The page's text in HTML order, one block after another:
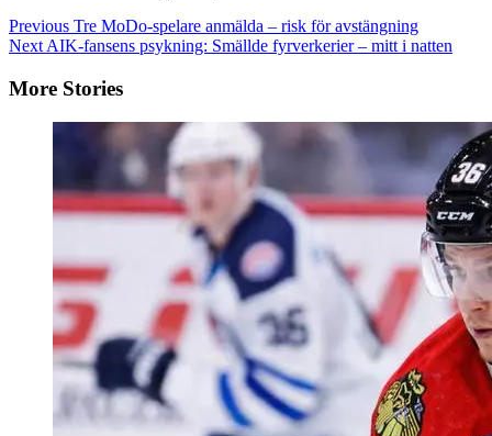
Continue
Reading
Previous Tre MoDo-spelare anmälda – risk för avstängning
Next AIK-fansens psykning: Smällde fyrverkerier – mitt i natten
More Stories